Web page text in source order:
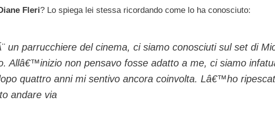
Fleri? Lo spiega lei stessa ricordando come lo ha conosciuto:
un parrucchiere del cinema, ci siamo conosciuti sul set di
Allâ€™inizio non pensavo fosse adatto a me, ci siamo
quattro anni mi sentivo ancora coinvolta. Lâ€™ho
andare via